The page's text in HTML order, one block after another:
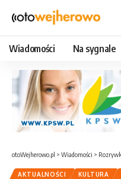
Wiadomości Na sygnale
otoWejherowo.pl > Wiadomości >
AKTUALNOŚCI KULTURA